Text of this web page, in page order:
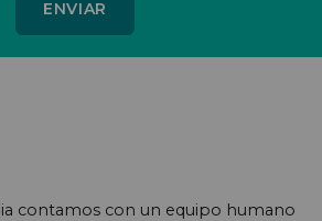
contamos con un equipo humano